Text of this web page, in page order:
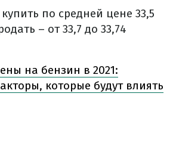
по средней цене 33,5
– от 33,7 до 33,74
на бензин в 2021:
которые будут влиять